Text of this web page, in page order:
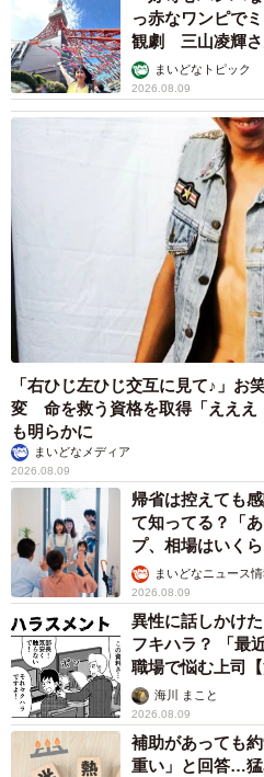
っ赤なワンピで
観劇 三山凌輝さ
まいどなトピック
2026.08.09
「右ひじ左ひじ交互に見て♪」お
変 命を救う資格を取得「えええ
も明らかに
まいどなメディア
2026.08.09
帰省は控えても
て知ってる？「
プ、相場はいくら
まいどなニュース
2026.08.09
異性に話しかけ
フキハラ？ 「最
職場で悩む上司【
海川 まこと
2026.08.09
補助があっても
重い」と回答…